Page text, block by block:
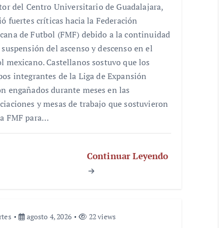
del Centro Universitario de Guadalajara,
fuertes críticas hacia la Federación
de Futbol (FMF) debido a la continuidad
del ascenso y descenso en el
mexicano. Castellanos sostuvo que los
integrantes de la Liga de Expansión
engañados durante meses en las
y mesas de trabajo que sostuvieron
FMF para…
Continuar Leyendo
agosto 4, 2026 22 views